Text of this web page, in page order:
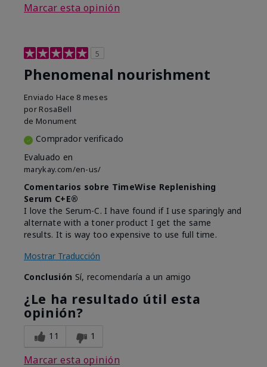
Marcar esta opinión
5
Phenomenal nourishment
Enviado Hace 8 meses
por RosaBell
de Monument
Comprador verificado
Evaluado en
marykay.com/en-us/
Comentarios sobre TimeWise Replenishing
Serum C+E®
I love the Serum-C. I have found if I use sparingly and
alternate with a toner product I get the same
results. It is way too expensive to use full time.
Mostrar Traducción
Conclusión Sí, recomendaría a un amigo
¿Le ha resultado útil esta
opinión?
11 1
Marcar esta opinión